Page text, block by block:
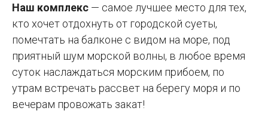
Наш комплекс — самое лучшее место для тех,
кто хочет отдохнуть от городской суеты,
помечтать на балконе с видом на море, под
приятный шум морской волны, в любое время
суток наслаждаться морским прибоем, по
утрам встречать рассвет на берегу моря и по
вечерам провожать закат!